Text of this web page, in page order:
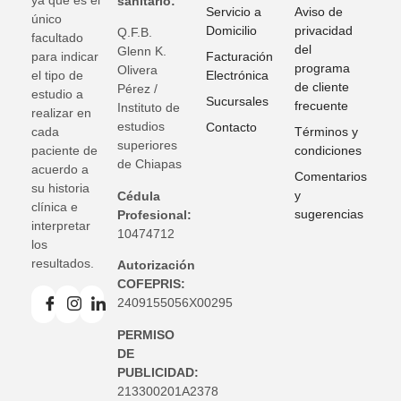
location_on
HERRADURA
Bosque de Moctezuma #1, Locales 8 y 9, La
Herradura, C.P. 52784, Huixquilucan, EDOMEX
L-V de 7am a 7:30pm y Sábados de 7am a 1:30pm
phone 55 5584 0733 near_me ¿Cómo llegar?
INTERLOMAS
Av. de la Palma #8, Torre Aqua, Local 2, Col. San
Fernando la Herradura, Huixquilucan, C.P. 52787,
EDOMEX
L-V de 7am a 7:30pm, Sábados de 7am a 1:30pm,
55 5584 0733
LINDAVISTA
único
facultado
para indicar
el tipo de
estudio a
realizar en
cada
paciente de
acuerdo a
su historia
clínica e
interpretar
los
resultados.
Q.F.B.
Glenn K.
Olivera
Pérez /
Instituto de
estudios
superiores
de Chiapas
Cédula
Profesional:
10474712
Autorización
COFEPRIS:
2409155056X00295
PERMISO
DE
PUBLICIDAD:
213300201A2378
Servicio a
Domicilio
Facturación
Electrónica
Sucursales
Contacto
Aviso de
privacidad
del
programa
de cliente
frecuente
Términos y
condiciones
Comentarios
y
sugerencias